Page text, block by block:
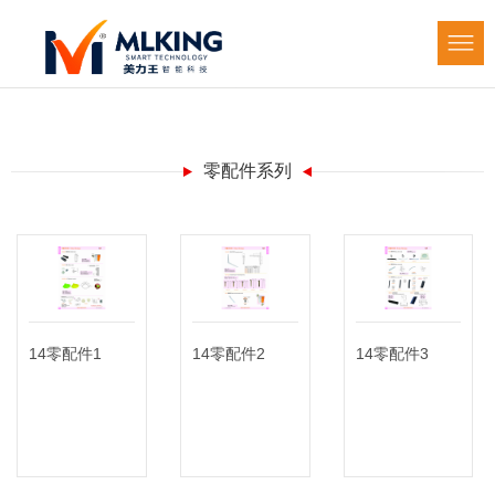
零配件系列
14零配件1 14零配件2 14零配件3